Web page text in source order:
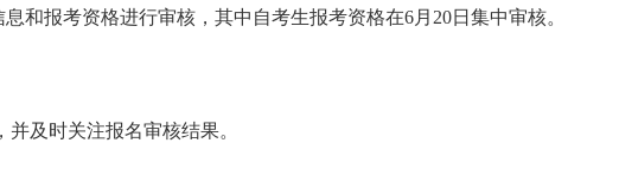
和报考资格进行审核，其中自考生报考资格在6月20日集中审核。
及时关注报名审核结果。